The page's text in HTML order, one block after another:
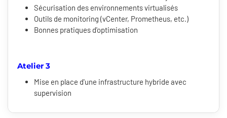
Sécurisation des environnements virtualisés
Outils de monitoring (vCenter, Prometheus, etc.)
Bonnes pratiques d'optimisation
Atelier 3
Mise en place d'une infrastructure hybride avec
supervision